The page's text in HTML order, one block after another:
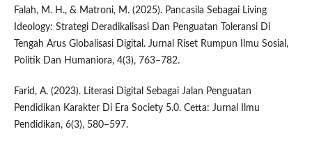
Falah, M. H., & Matroni, M. (2025). Pancasila Sebagai Living
Ideology: Strategi Deradikalisasi Dan Penguatan Toleransi Di
Tengah Arus Globalisasi Digital. Jurnal Riset Rumpun Ilmu Sosial,
Politik Dan Humaniora, 4(3), 763–782.
Farid, A. (2023). Literasi Digital Sebagai Jalan Penguatan
Pendidikan Karakter Di Era Society 5.0. Cetta: Jurnal Ilmu
Pendidikan, 6(3), 580–597.